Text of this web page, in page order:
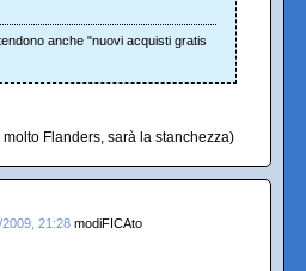
anche "nuovi acquisti gratis
molto Flanders, sarà la stanchezza)
2009, 21:28 modiFICAto